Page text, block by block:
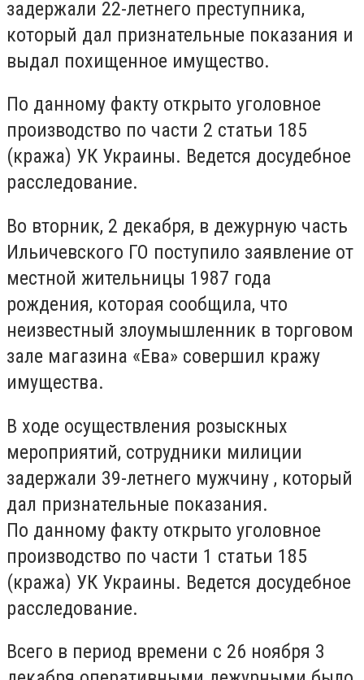
задержали 22-летнего преступника,
который дал признательные показания и
выдал похищенное имущество.
По данному факту открыто уголовное
производство по части 2 статьи 185
(кража) УК Украины. Ведется досудебное
расследование.
Во вторник, 2 декабря, в дежурную часть
Ильичевского ГО поступило заявление от
местной жительницы 1987 года
рождения, которая сообщила, что
неизвестный злоумышленник в торговом
зале магазина «Ева» совершил кражу
имущества.
В ходе осуществления розыскных
мероприятий, сотрудники милиции
задержали 39-летнего мужчину , который
дал признательные показания.
По данному факту открыто уголовное
производство по части 1 статьи 185
(кража) УК Украины. Ведется досудебное
расследование.
Всего в период времени с 26 ноября 3